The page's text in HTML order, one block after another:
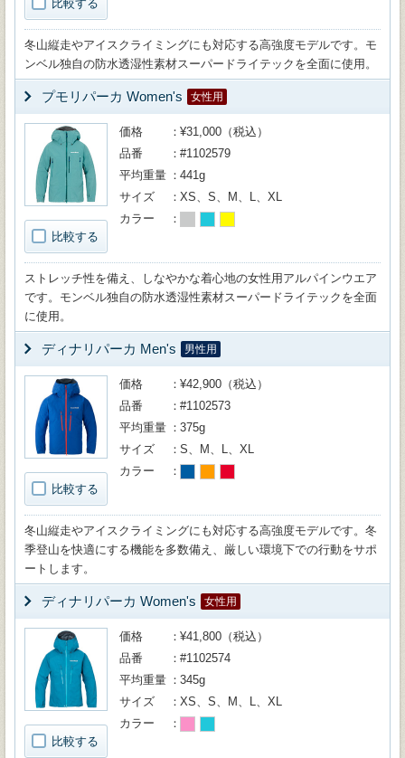
比較する
冬山縦走やアイスクライミングにも対応する高強度モデルです。モ
ンベル独自の防水透湿性素材スーパードライテックを全面に使用。
プモリパーカ Women's 女性用
比較する
価格
¥31,000（税込）
品番
#1102579
平均重量
441g
サイズ
XS、S、M、L、XL
カラー
ストレッチ性を備え、しなやかな着心地の女性用アルパインウエア
です。モンベル独自の防水透湿性素材スーパードライテックを全面
に使用。
ディナリパーカ Men's 男性用
比較する
価格
¥42,900（税込）
品番
#1102573
平均重量
375g
サイズ
S、M、L、XL
カラー
冬山縦走やアイスクライミングにも対応する高強度モデルです。冬
季登山を快適にする機能を多数備え、厳しい環境下での行動をサポ
ートします。
ディナリパーカ Women's 女性用
比較する
価格
¥41,800（税込）
品番
#1102574
平均重量
345g
サイズ
XS、S、M、L、XL
カラー